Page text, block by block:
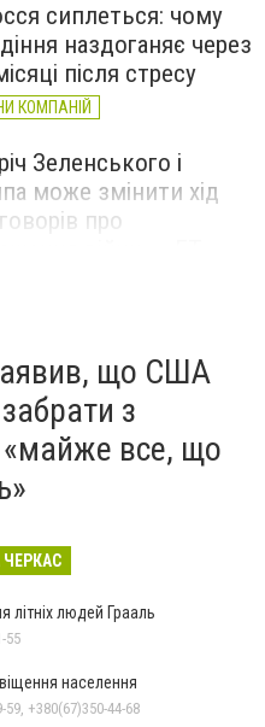
сиплеться: чому
наздоганяє через
після стресу
КОМПАНІЙ
Зеленського і
може змінити хід
про
що США
з
«майже все, що
літніх людей Грааль
55
населення
59, +380(67)350-44-68